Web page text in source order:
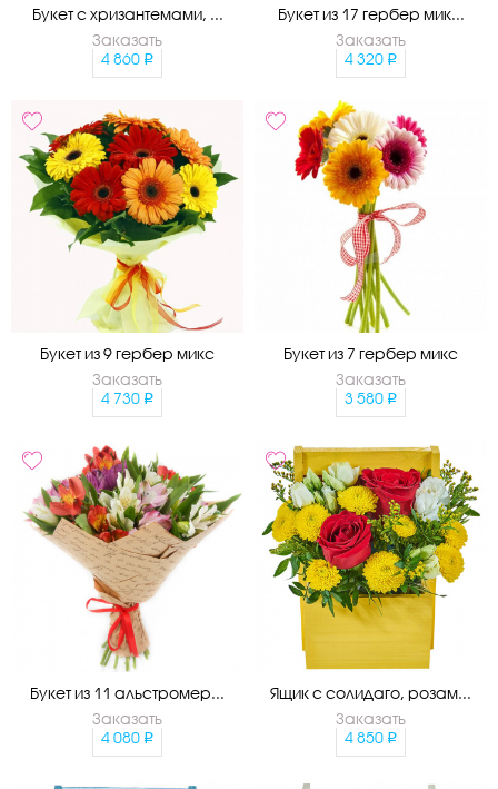
Букет с хризантемами, ...
Заказать
4 860
Букет из 17 гербер мик...
Заказать
4 320
Букет из 9 гербер микс
Заказать
4 730
Букет из 7 гербер микс
Заказать
3 580
Букет из 11 альстромер...
Заказать
4 080
Ящик с солидаго, розам...
Заказать
4 850